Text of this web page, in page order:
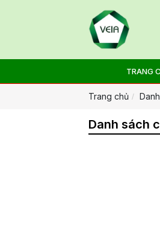
TRANG
Trang chủ
Danh sách